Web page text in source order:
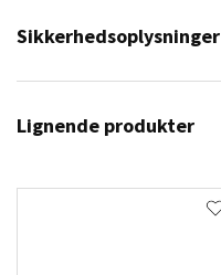
Sikkerhedsoplysninger
Lignende produkter